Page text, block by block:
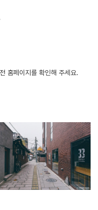
홈페이지를 확인해 주세요.